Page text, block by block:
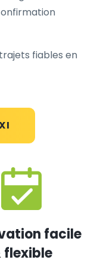
fiables en
facile
flexible